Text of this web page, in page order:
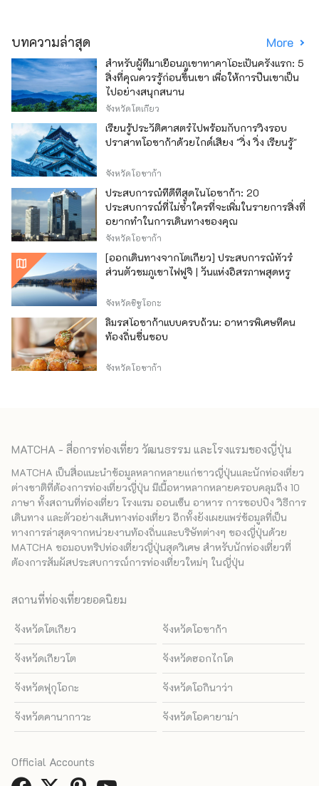
บทความล่าสุด More
สำหรับผู้ที่มาเยือนภูเขาทาคาโอะเป็นครั้งแรก: 5
สิ่งที่คุณควรรู้ก่อนขึ้นเขา เพื่อให้การปีนเขาเป็น
ไปอย่างสนุกสนาน
จังหวัดโตเกียว
เรียนรู้ประวัติศาสตร์ไปพร้อมกับการวิ่งรอบ
ปราสาทโอซาก้าด้วยไกด์เสียง "วิ่ง วิ่ง เรียนรู้"
จังหวัดโอซาก้า
ประสบการณ์ที่ดีที่สุดในโอซาก้า: 20
ประสบการณ์ที่ไม่ซ้ำใครที่จะเพิ่มในรายการสิ่งที่
อยากทำในการเดินทางของคุณ
จังหวัดโอซาก้า
[ออกเดินทางจากโตเกียว] ประสบการณ์ทัวร์
ส่วนตัวชมภูเขาไฟฟูจิ | วันแห่งอิสรภาพสุดหรู
จังหวัดชิซูโอกะ
ลิ้มรสโอซาก้าแบบครบถ้วน: อาหารพิเศษที่คน
ท้องถิ่นชื่นชอบ
จังหวัดโอซาก้า
MATCHA - สื่อการท่องเที่ยว วัฒนธรรม และโรงแรมของญี่ปุ่น
MATCHA เป็นสื่อแนะนำข้อมูลหลากหลายแก่ชาวญี่ปุ่นและนักท่องเที่ยว
ต่างชาติที่ต้องการท่องเที่ยวญี่ปุ่น มีเนื้อหาหลากหลายครอบคลุมถึง 10
ภาษา ทั้งสถานที่ท่องเที่ยว โรงแรม ออนเซ็น อาหาร การชอปปิง วิธีการ
เดินทาง และตัวอย่างเส้นทางท่องเที่ยว อีกทั้งยังเผยแพร่ข้อมูลที่เป็น
ทางการล่าสุดจากหน่วยงานท้องถิ่นและบริษัทต่างๆ ของญี่ปุ่นด้วย
MATCHA ขอมอบทริปท่องเที่ยวญี่ปุ่นสุดวิเศษ สำหรับนักท่องเที่ยวที่
ต้องการสัมผัสประสบการณ์การท่องเที่ยวใหม่ๆ ในญี่ปุ่น
สถานที่ท่องเที่ยวยอดนิยม
จังหวัดโตเกียว จังหวัดโอซาก้า
จังหวัดเกียวโต จังหวัดฮอกไกโด
จังหวัดฟุกุโอกะ จังหวัดโอกินาว่า
จังหวัดคานากาวะ จังหวัดโอคายาม่า
Official Accounts